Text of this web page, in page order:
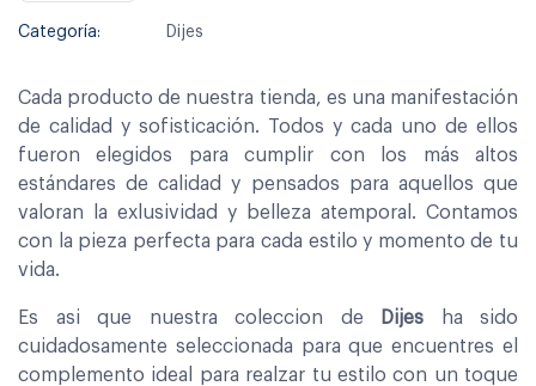
Categoría: Dijes
Cada producto de nuestra tienda, es una manifestación
de calidad y sofisticación. Todos y cada uno de ellos
fueron elegidos para cumplir con los más altos
estándares de calidad y pensados para aquellos que
valoran la exlusividad y belleza atemporal. Contamos
con la pieza perfecta para cada estilo y momento de tu
vida.
Es asi que nuestra coleccion de Dijes ha sido
cuidadosamente seleccionada para que encuentres el
complemento ideal para realzar tu estilo con un toque